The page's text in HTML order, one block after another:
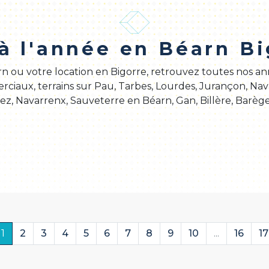
l'année en Béarn
ou votre location en Bigorre, retrouvez toutes nos
terrains sur Pau, Tarbes, Lourdes, Jurançon,
Navarrenx, Sauveterre en Béarn, Gan, Billère,
1 2 3 4 5 6 7 8 9 10 ... 16 17